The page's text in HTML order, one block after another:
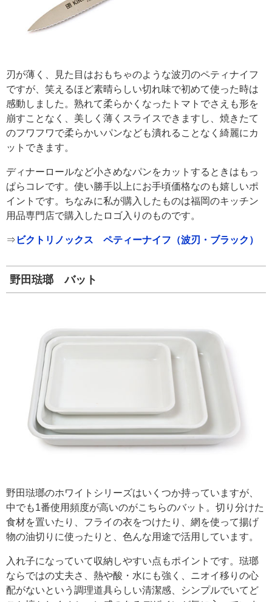
刃が薄く、見た目はおもちゃのような波刃のペティナイフ
ですが、笑えるほど素晴らしい切れ味で初めて使った時は
感動しました。熟れて柔らかくなったトマトでさえも形を
崩すことなく、美しく薄くスライスできますし、焼きたて
のフワフワで柔らかいパンなども潰れることなく綺麗にカ
ットできます。
ディナーロールなど小さめなパンをカットするときはもっ
ぱらコレです。使い勝手以上にお手頃価格なのも嬉しいポ
イントです。ちなみに私が購入したものは福岡のキッチン
用品専門店で購入したロゴ入りのものです。
⇒ ビクトリノックス ペティーナイフ（波刃・ブラック）
野田琺瑯 バット
野田琺瑯のホワイトシリーズはいくつか持っていますが、
中でも1番使用頻度が高いのがこちらのバット。切り分けた
食材を置いたり、フライの衣をつけたり、網を使って揚げ
物の油切りに使ったりと、色んな用途で活用しています。
入れ子になっていて収納しやすい点もポイントです。琺瑯
ならではの丈夫さ、熱や酸・水にも強く、ニオイ移りの心
配がないという調理道具らしい清潔感、シンプルでいてど